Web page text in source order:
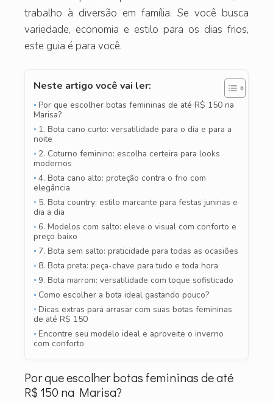
trabalho à diversão em família. Se você busca
variedade, economia e estilo para os dias frios,
este guia é para você.
Neste artigo você vai ler:
Por que escolher botas femininas de até R$ 150 na
Marisa?
1. Bota cano curto: versatilidade para o dia e para a
noite
2. Coturno feminino: escolha certeira para looks
modernos
4. Bota cano alto: proteção contra o frio com
elegância
5. Bota country: estilo marcante para festas juninas e
dia a dia
6. Modelos com salto: eleve o visual com conforto e
preço baixo
7. Bota sem salto: praticidade para todas as ocasiões
8. Bota preta: peça-chave para tudo e toda hora
9. Bota marrom: versatilidade com toque sofisticado
Como escolher a bota ideal gastando pouco?
Dicas extras para arrasar com suas botas femininas
de até R$ 150
Encontre seu modelo ideal e aproveite o inverno
com conforto
Por que escolher botas femininas de até
R$ 150 na Marisa?